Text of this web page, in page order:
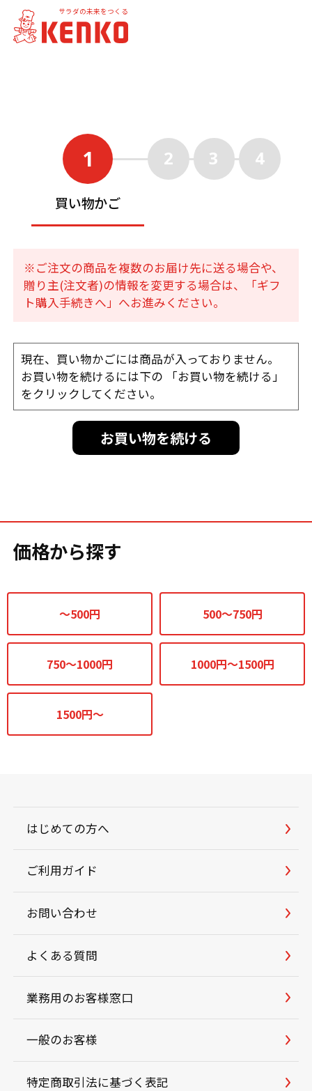
サラダの未来をつくる
1
買い物かご
2 3 4
※ご注文の商品を複数のお届け先に送る場合や、
贈り主(注文者)の情報を変更する場合は、「ギフ
ト購入手続きへ」へお進みください。
現在、買い物かごには商品が入っておりません。
お買い物を続けるには下の 「お買い物を続ける」
をクリックしてください。
お買い物を続ける
価格から探す
～500円 500～750円
750～1000円 1000円～1500円
1500円～
はじめての方へ
ご利用ガイド
お問い合わせ
よくある質問
業務用のお客様窓口
一般のお客様
特定商取引法に基づく表記